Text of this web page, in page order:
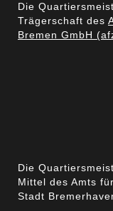
Die
Trägerschaft des
Bremen GmbH
Die
Mittel des Amts
Stadt